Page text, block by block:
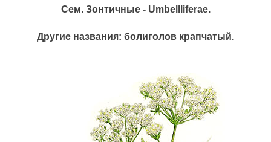
Сем. Зонтичные - Umbellliferae.
Другие названия: болиголов крапчатый.